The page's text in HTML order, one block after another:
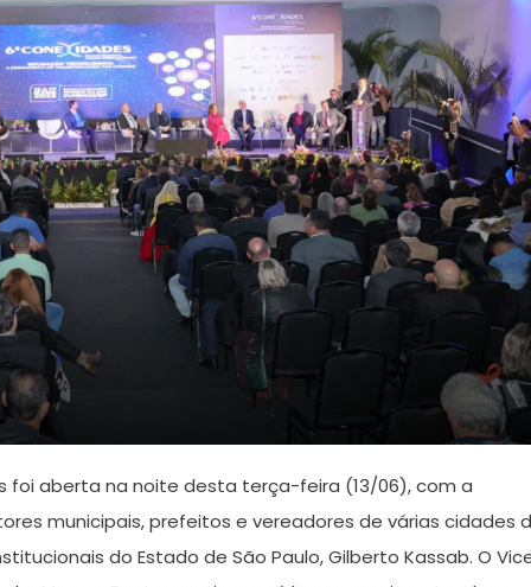
foi aberta na noite desta terça-feira (13/06), com a
municipais, prefeitos e vereadores de várias cidades
do Estado de São Paulo, Gilberto Kassab. O